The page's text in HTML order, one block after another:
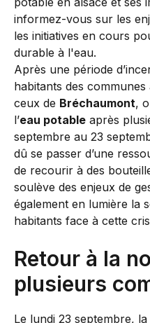
Après une période
habitants des
ceux de Bréchaumont,
l’eau potable après
septembre au 23
dû se passer d’une
de recourir à des
soulève des enjeux de
également en lumière la
habitants face à cette
Retour à la
plusieurs
Le lundi 23 septembre,